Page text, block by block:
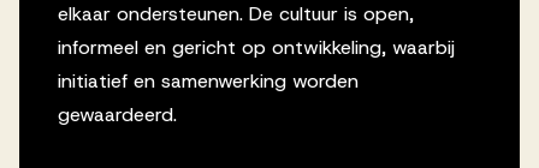
elkaar ondersteunen. De cultuur is open,
informeel en gericht op ontwikkeling, waarbij
initiatief en samenwerking worden
gewaardeerd.